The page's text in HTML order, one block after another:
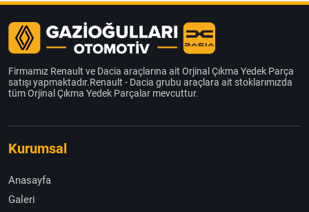
Firmamız Renault ve Dacia araçlarına ait Orjinal Çıkma Yedek Parça
satışı yapmaktadır.Renault - Dacia grubu araçlara ait stoklarımızda
tüm Orjinal Çıkma Yedek Parçalar mevcuttur.
Kurumsal
Anasayfa
Galeri